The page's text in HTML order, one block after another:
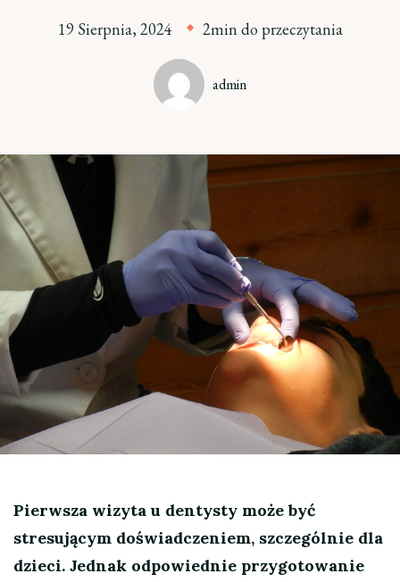
19 Sierpnia, 2024 2min do przeczytania
admin
Pierwsza wizyta u dentysty może być
stresującym doświadczeniem, szczególnie dla
dzieci. Jednak odpowiednie przygotowanie